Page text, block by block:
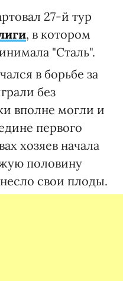
27-й тур
, в котором
"Сталь".
в борьбе за
без
вполне могли и
первого
хозяев начала
половину
свои плоды.